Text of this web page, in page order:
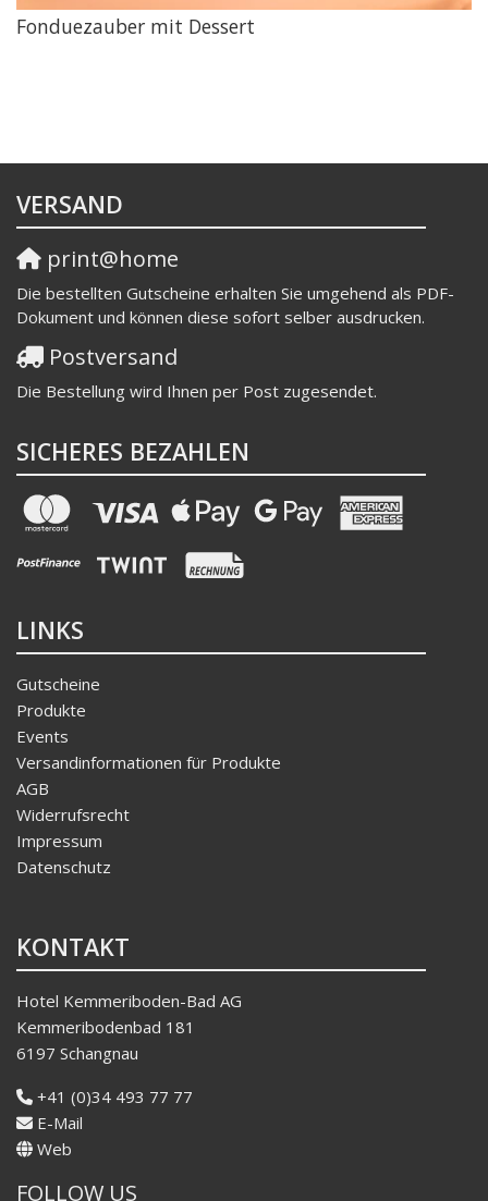
Fonduezauber mit Dessert
VERSAND
print@home
Die bestellten Gutscheine erhalten Sie umgehend als PDF-
Dokument und können diese sofort selber ausdrucken.
Postversand
Die Bestellung wird Ihnen per Post zugesendet.
SICHERES BEZAHLEN
LINKS
Gutscheine
Produkte
Events
Versandinformationen für Produkte
AGB
Widerrufsrecht
Impressum
Datenschutz
KONTAKT
Hotel Kemmeriboden-Bad AG
Kemmeribodenbad 181
6197 Schangnau
+41 (0)34 493 77 77
E-Mail
Web
FOLLOW US